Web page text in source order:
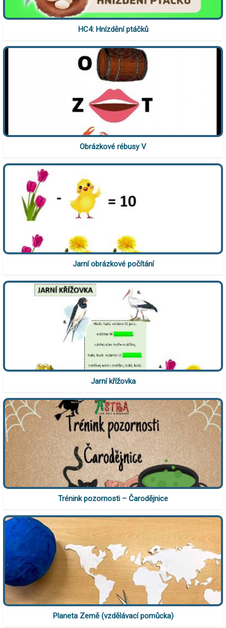
HC4: Hnízdění ptáčků
Obrázkové rébusy V
Jarní obrázkové počítání
Jarní křížovka
Trénink pozornosti – Čarodějnice
Planeta Země (vzdělávací pomůcka)